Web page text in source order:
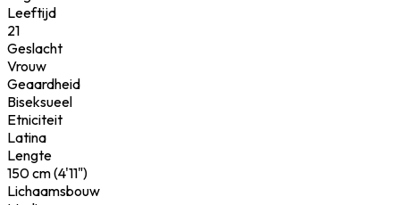
Leeftijd
21
Geslacht
Vrouw
Geaardheid
Biseksueel
Etniciteit
Latina
Lengte
150 cm (4'11")
Lichaamsbouw